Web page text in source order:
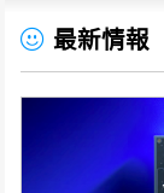
最新情報